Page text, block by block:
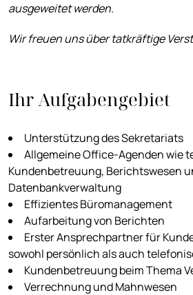
ausgeweitet werden.
Wir freuen uns über tatkräftige
Ihr Aufgabengebiet
Unterstützung des Sekretariats
Allgemeine Office-Agenden wie
Kundenbetreuung, Berichtswesen
Datenbankverwaltung
Effizientes Büromanagement
Aufarbeitung von Berichten
Erster Ansprechpartner für
sowohl persönlich als auch
Kundenbetreuung beim Thema
Verrechnung und Mahnwesen